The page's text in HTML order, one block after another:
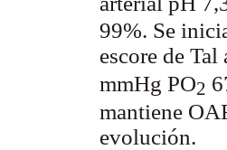
99%. Se
escore de
mmHg PO2
mantiene
evolución.